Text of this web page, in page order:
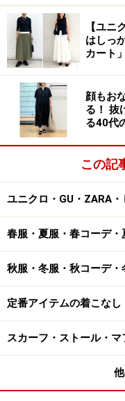
【ユニ
はしっ
カート
顔もお
る！ 抜
る40代
この記
ユニクロ・GU・ZARA
春服・夏服・春コーデ・
秋服・冬服・秋コーデ・
定番アイテムの着こなし
スカーフ・ストール・